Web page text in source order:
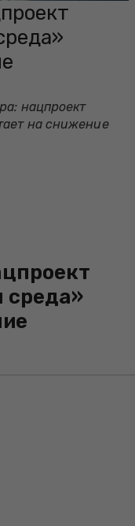
нацпроект
на снижение
среда»